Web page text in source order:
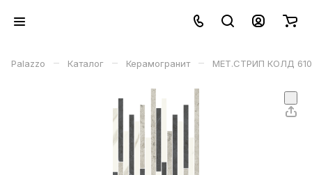
Palazzo – Каталог – Керамогранит – МЕТ.СТРИП КОЛД